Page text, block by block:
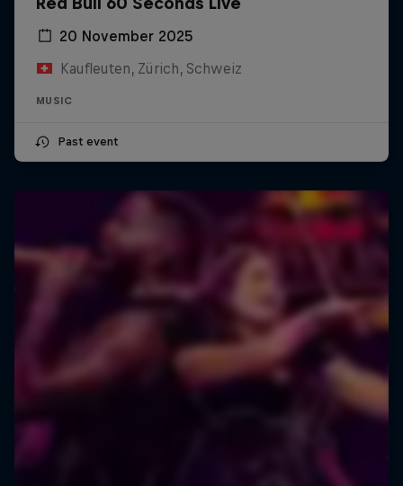
20 November 2025
Kaufleuten, Zürich, Schweiz
MUSIC
Past event